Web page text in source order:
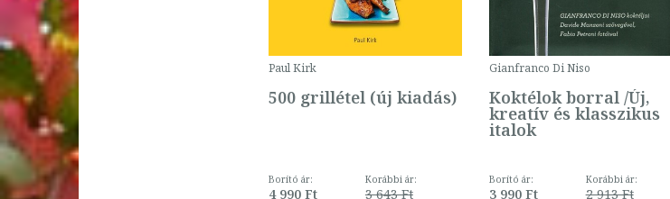
Paul Kirk
500 grillétel (új kiadás)
Borító ár:
4 990 Ft
Korábbi ár:
3 643 Ft
Gianfranco Di Niso
Koktélok borral /Új,
kreatív és klasszikus
italok
Borító ár:
3 990 Ft
Korábbi ár:
2 913 Ft